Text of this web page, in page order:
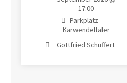
17:00
Parkplatz
Karwendeltäler
Gottfried Schuffert